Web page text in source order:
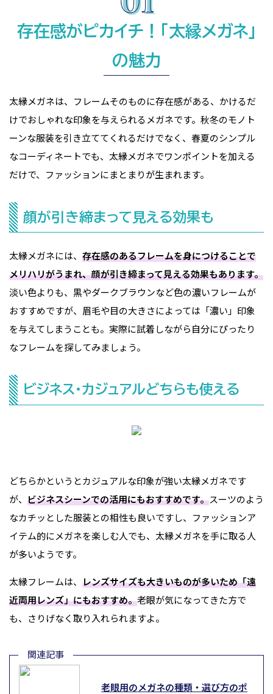
存在感がピカイチ！「太縁メガネ」
の魅力
太縁メガネは、フレームそのものに存在感がある、かけるだ
けでおしゃれな印象を与えられるメガネです。秋冬のモノト
ーンな服装を引き立ててくれるだけでなく、春夏のシンプル
なコーディネートでも、太縁メガネでワンポイントを加える
だけで、ファッションにまとまりが生まれます。
顔が引き締まって見える効果も
太縁メガネには、 存在感のあるフレームを身につけることで
メリハリがうまれ、顔が引き締まって見える効果もあります。
淡い色よりも、黒やダークブラウンなど色の濃いフレームが
おすすめですが、眉毛や目の大きさによっては「濃い」印象
を与えてしまうことも。実際に試着しながら自分にぴったり
なフレームを探してみましょう。
ビジネス・カジュアルどちらも使える
どちらかというとカジュアルな印象が強い太縁メガネです
が、 ビジネスシーンでの活用にもおすすめです。スーツのよう
なカチッとした服装との相性も良いですし、ファッションア
イテム的にメガネを楽しむ人でも、太縁メガネを手に取る人
が多いようです。
太縁フレームは、 レンズサイズも大きいものが多いため「遠
近両用レンズ」にもおすすめ。老眼が気になってきた方で
も、さりげなく取り入れられますよ。
老眼用のメガネの種類・選び方のポ